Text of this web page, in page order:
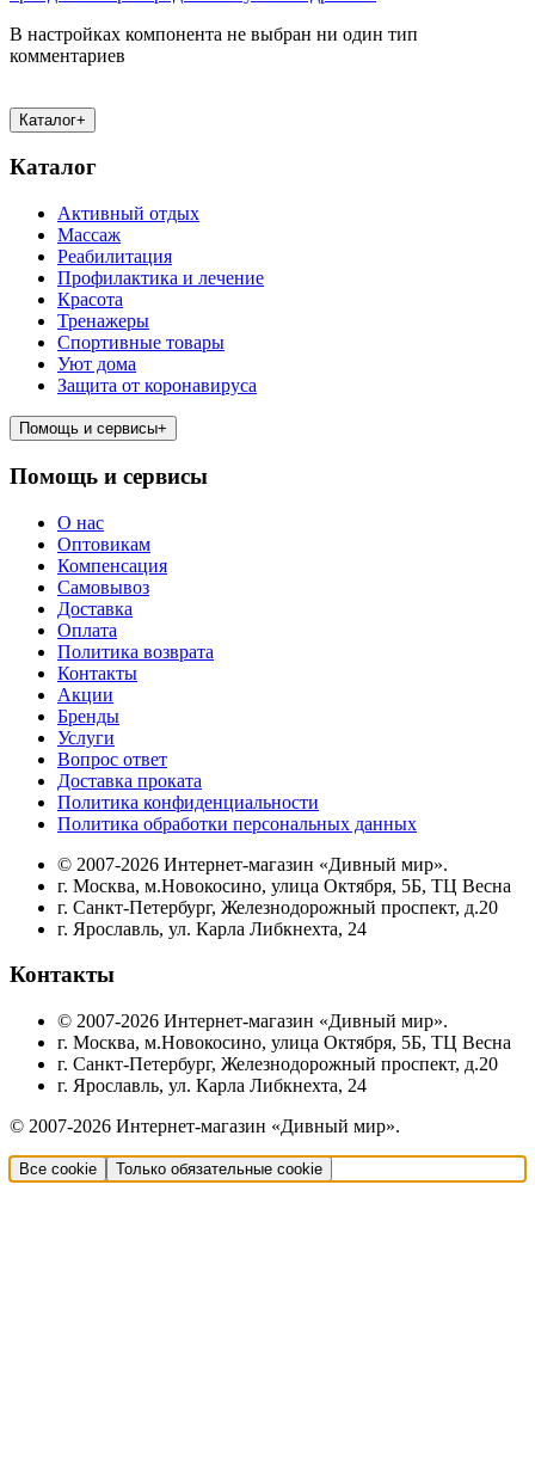
В настройках компонента не выбран ни один тип
комментариев
Каталог+
Каталог
Активный отдых
Массаж
Реабилитация
Профилактика и лечение
Красота
Тренажеры
Спортивные товары
Уют дома
Защита от коронавируса
Помощь и сервисы+
Помощь и сервисы
О нас
Оптовикам
Компенсация
Самовывоз
Доставка
Оплата
Политика возврата
Контакты
Акции
Бренды
Услуги
Вопрос ответ
Доставка проката
Политика конфиденциальности
Политика обработки персональных данных
© 2007-2026 Интернет-магазин «Дивный мир».
г. Москва, м.Новокосино, улица Октября, 5Б, ТЦ Весна
г. Санкт-Петербург, Железнодорожный проспект, д.20
г. Ярославль, ул. Карла Либкнехта, 24
Контакты
© 2007-2026 Интернет-магазин «Дивный мир».
г. Москва, м.Новокосино, улица Октября, 5Б, ТЦ Весна
г. Санкт-Петербург, Железнодорожный проспект, д.20
г. Ярославль, ул. Карла Либкнехта, 24
© 2007-2026 Интернет-магазин «Дивный мир».
Все cookie Только обязательные cookie